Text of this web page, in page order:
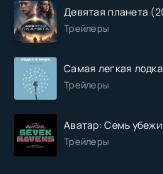
Девятая планета
Трейлеры
Самая легкая
Трейлеры
Аватар: Семь
Трейлеры